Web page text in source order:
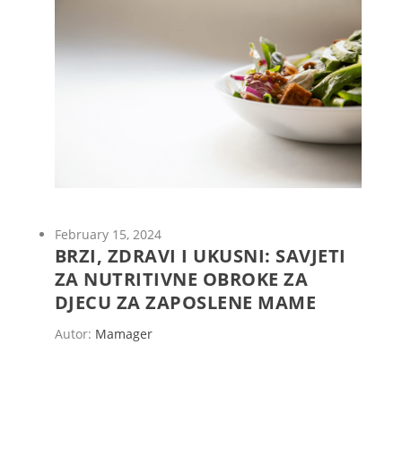
February 15, 2024
BRZI, ZDRAVI I UKUSNI: SAVJETI
ZA NUTRITIVNE OBROKE ZA
DJECU ZA ZAPOSLENE MAME
Autor: Mamager